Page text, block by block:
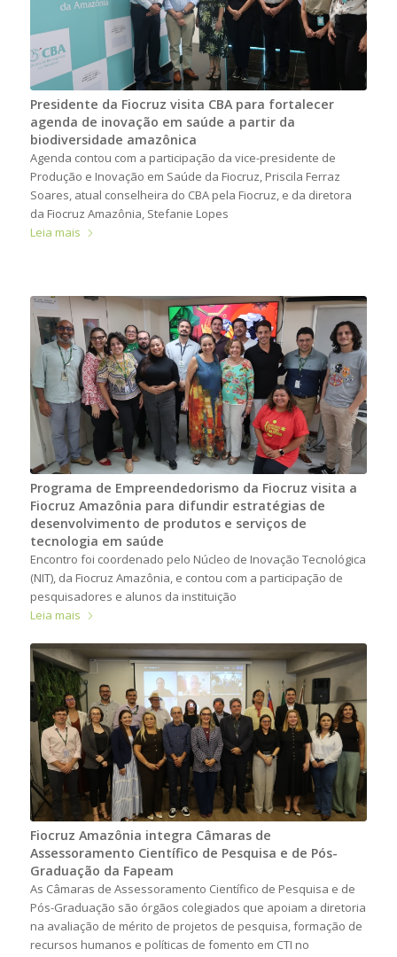
Presidente da Fiocruz visita CBA para fortalecer
agenda de inovação em saúde a partir da
biodiversidade amazônica
Agenda contou com a participação da vice-presidente de
Produção e Inovação em Saúde da Fiocruz, Priscila Ferraz
Soares, atual conselheira do CBA pela Fiocruz, e da diretora
da Fiocruz Amazônia, Stefanie Lopes
Leia mais
Programa de Empreendedorismo da Fiocruz visita a
Fiocruz Amazônia para difundir estratégias de
desenvolvimento de produtos e serviços de
tecnologia em saúde
Encontro foi coordenado pelo Núcleo de Inovação Tecnológica
(NIT), da Fiocruz Amazônia, e contou com a participação de
pesquisadores e alunos da instituição
Leia mais
Fiocruz Amazônia integra Câmaras de
Assessoramento Científico de Pesquisa e de Pós-
Graduação da Fapeam
As Câmaras de Assessoramento Científico de Pesquisa e de
Pós-Graduação são órgãos colegiados que apoiam a diretoria
na avaliação de mérito de projetos de pesquisa, formação de
recursos humanos e políticas de fomento em CTI no